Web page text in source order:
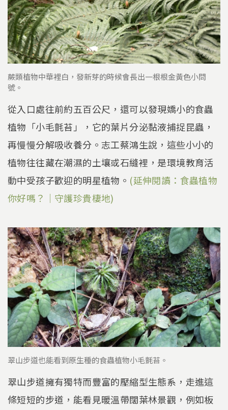
蕨類植物中華裡白，發新芽的時候會長出一根根金黃色小問
號。
從入口處往前約五百公尺，還可以發現嬌小的食蟲
植物「小毛氈苔」，它的葉片分泌黏液捕捉昆蟲，
再慢慢分解吸收養分。志工蔡鴻生說，這些小小的
植物往往藏在潮濕的土壤或石縫裡，是環境教育活
動中受孩子歡迎的明星植物。 (延伸閱讀：食蟲植物
你好嗎？｜守護珍貴棲地)
翠山步道也能看到原生種的食蟲植物小毛氈苔。
翠山步道擁有獨特而豐富的壓縮型生態系，走進這
條短短的步道，能看見暖溫帶闊葉林景觀，例如板